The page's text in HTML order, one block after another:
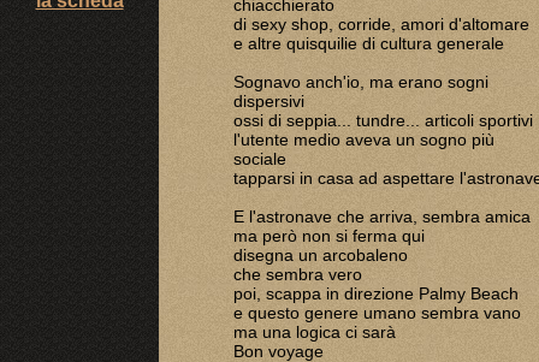
chiacchierato
di sexy shop, corride, amori d'altomare
e altre quisquilie di cultura generale
Sognavo anch'io, ma erano sogni
dispersivi
ossi di seppia... tundre... articoli sportivi
l'utente medio aveva un sogno più
sociale
tapparsi in casa ad aspettare
E l'astronave che arriva, sembra amica
ma però non si ferma qui
disegna un arcobaleno
che sembra vero
poi, scappa in direzione Palmy Beach
e questo genere umano sembra vano
ma una logica ci sarà
Bon voyage